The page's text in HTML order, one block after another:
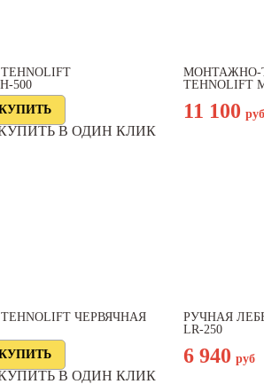
500
В ОДИН КЛИК
МОНТАЖНО-
TEHNOLIFT
11 100 руб
ЧЕРВЯЧНАЯ
В ОДИН КЛИК
РУЧНАЯ
LR-250
6 940 руб